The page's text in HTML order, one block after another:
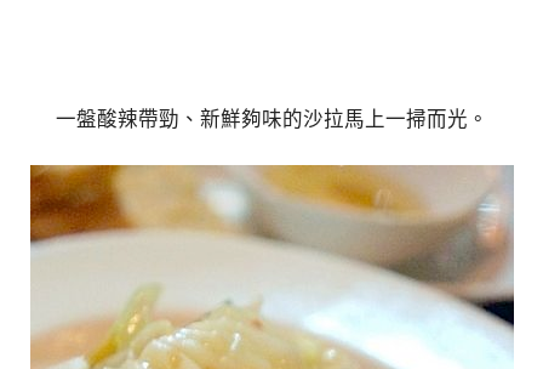
一盤酸辣帶勁、新鮮夠味的沙拉馬上一掃而光。